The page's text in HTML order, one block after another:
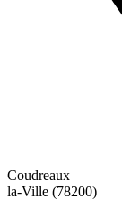
Coudreaux
la-Ville (78200)